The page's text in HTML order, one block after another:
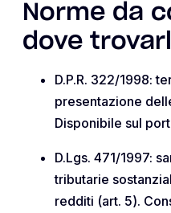
Norme da
dove
D.P.R. 322/1998:
presentazione
Disponibile sul
D.Lgs. 471/1997:
tributarie
redditi (art. 5).